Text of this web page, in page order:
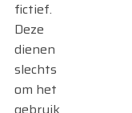
fictief.
Deze
dienen
slechts
om het